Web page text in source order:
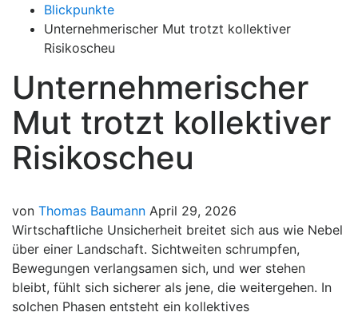
Blickpunkte
Unternehmerischer Mut trotzt kollektiver
Risikoscheu
Unternehmerischer
Mut trotzt kollektiver
Risikoscheu
von Thomas Baumann April 29, 2026
Wirtschaftliche Unsicherheit breitet sich aus wie Nebel
über einer Landschaft. Sichtweiten schrumpfen,
Bewegungen verlangsamen sich, und wer stehen
bleibt, fühlt sich sicherer als jene, die weitergehen. In
solchen Phasen entsteht ein kollektives